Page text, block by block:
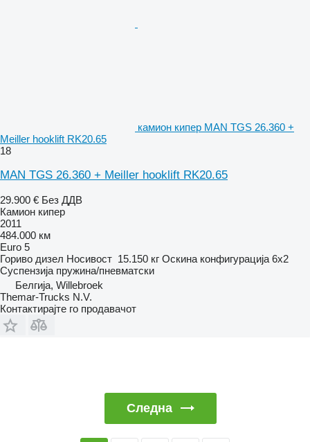
камион кипер MAN TGS 26.360 +
Meiller hooklift RK20.65
18
MAN TGS 26.360 + Meiller hooklift RK20.65
29.900 € Без ДДВ
Камион кипер
2011
484.000 км
Euro 5
Гориво дизел Носивост 15.150 кг Оскина конфигурација 6x2
Суспензија пружина/пневматски
Белгија, Willebroek
Themar-Trucks N.V.
Контактирајте го продавачот
Следна